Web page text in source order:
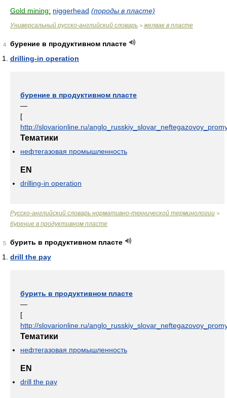
Gold mining: niggerhead (породы в пласте)
Универсальный русско-английский словарь > желвак в пласте
4
бурение в продуктивном пласте
drilling-in operation
бурение в продуктивном пласте
—
[
http://slovarionline.ru/
Тематики
нефтегазовая промышленность
EN
drilling-in operation
Русско-английский словарь нормативно-технической терминологии >
бурение в продуктивном пласте
5
бурить в продуктивном пласте
drill the pay
бурить в продуктивном пласте
—
[
http://slovarionline.ru/
Тематики
нефтегазовая промышленность
EN
drill the pay